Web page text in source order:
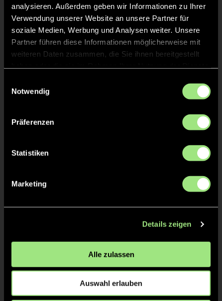
analysieren. Außerdem geben wir Informationen zu Ihrer
Verwendung unserer Website an unsere Partner für
soziale Medien, Werbung und Analysen weiter. Unsere
Partner führen diese Informationen möglicherweise mit
weiteren Daten zusammen, die Sie ihnen bereitgestellt
Notwendig
Präferenzen
Statistiken
Marketing
Details zeigen
Alle zulassen
Auswahl erlauben
U.
Benjamin
Staff